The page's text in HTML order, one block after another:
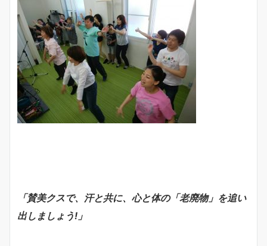
「賛美クスで、汗と共に、心と体の「老廃物」を追い
出しましょう!」